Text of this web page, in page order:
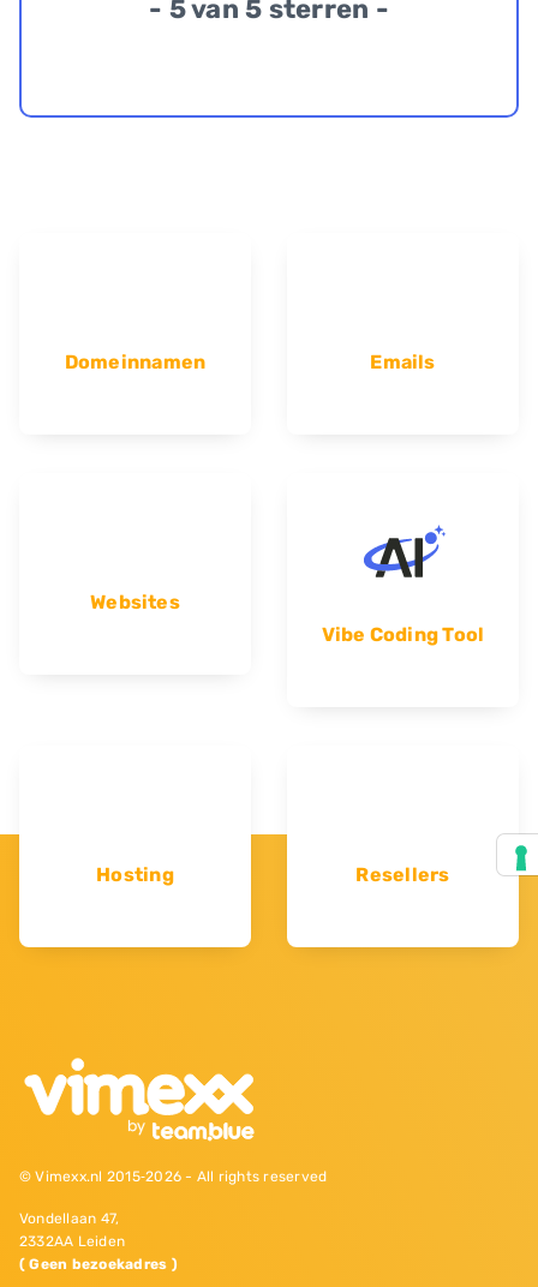
- 5 van 5 sterren -
Domeinnamen Emails
Websites
Vibe Coding Tool
Hosting Resellers
© Vimexx.nl 2015‐2026 - All rights reserved
Vondellaan 47,
2332AA Leiden
( Geen bezoekadres )